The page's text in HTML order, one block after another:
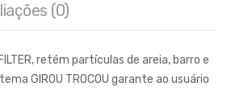
(0)
retém partículas de areia, barro e
GIROU TROCOU garante ao usuário